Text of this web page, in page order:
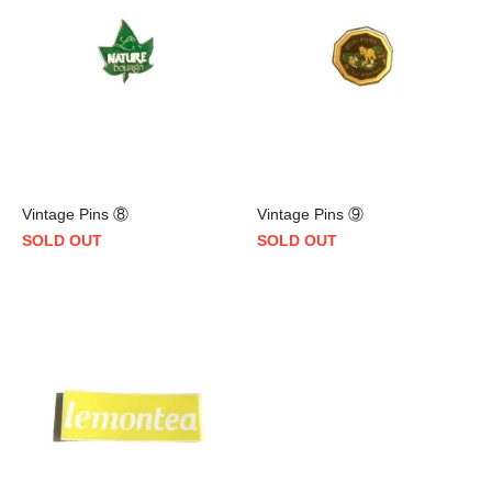
Vintage Pins ⑧
SOLD OUT
Vintage Pins ⑨
SOLD OUT